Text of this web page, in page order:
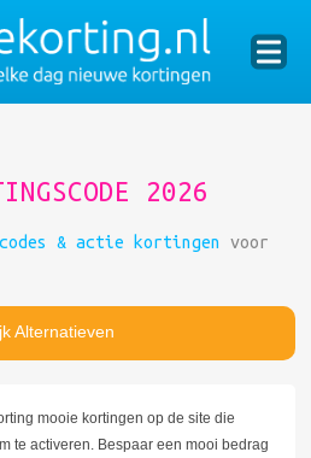
2026
& actie kortingen
voor
Alternatieven
mooie kortingen op de site die
te activeren. Bespaar een mooi bedrag